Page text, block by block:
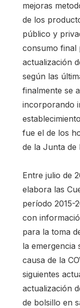
mejoras
de los
público y
consumo final
actualización
según las
finalmente se
incorporando
fue el de los
de la Junta de
Entre julio de
elabora las
período 2015-
con
para la toma
la emergencia
causa de la
siguientes
actualización
de bolsillo en